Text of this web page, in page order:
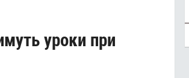
уроки при